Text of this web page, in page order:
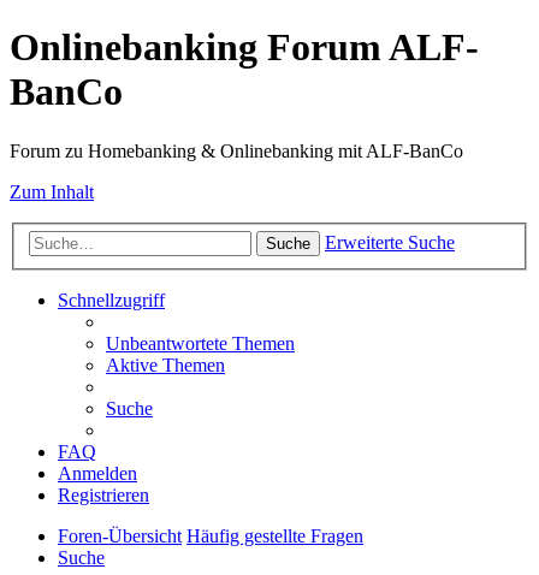
Onlinebanking Forum ALF-
BanCo
Forum zu Homebanking & Onlinebanking mit ALF-BanCo
Zum Inhalt
Suche Erweiterte Suche
Schnellzugriff
Unbeantwortete Themen
Aktive Themen
Suche
FAQ
Anmelden
Registrieren
Foren-Übersicht Häufig gestellte Fragen
Suche